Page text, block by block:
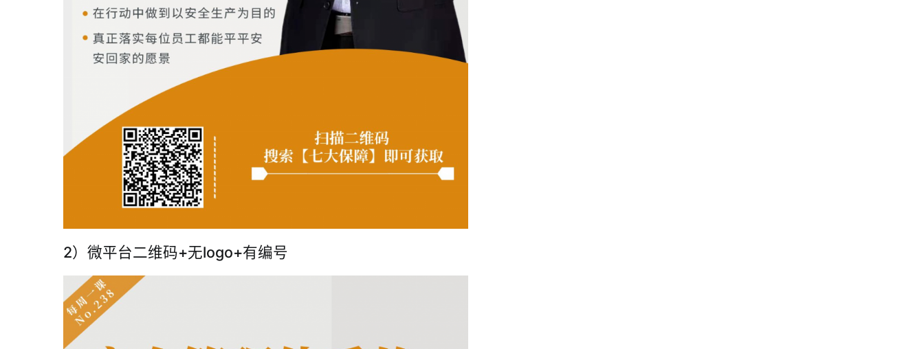
2）微平台二维码+无logo+有编号